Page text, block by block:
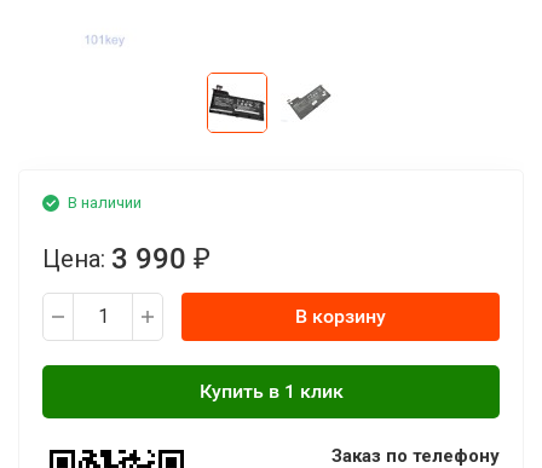
В наличии
Цена: 3 990 ₽
В корзину
Заказ по телефону